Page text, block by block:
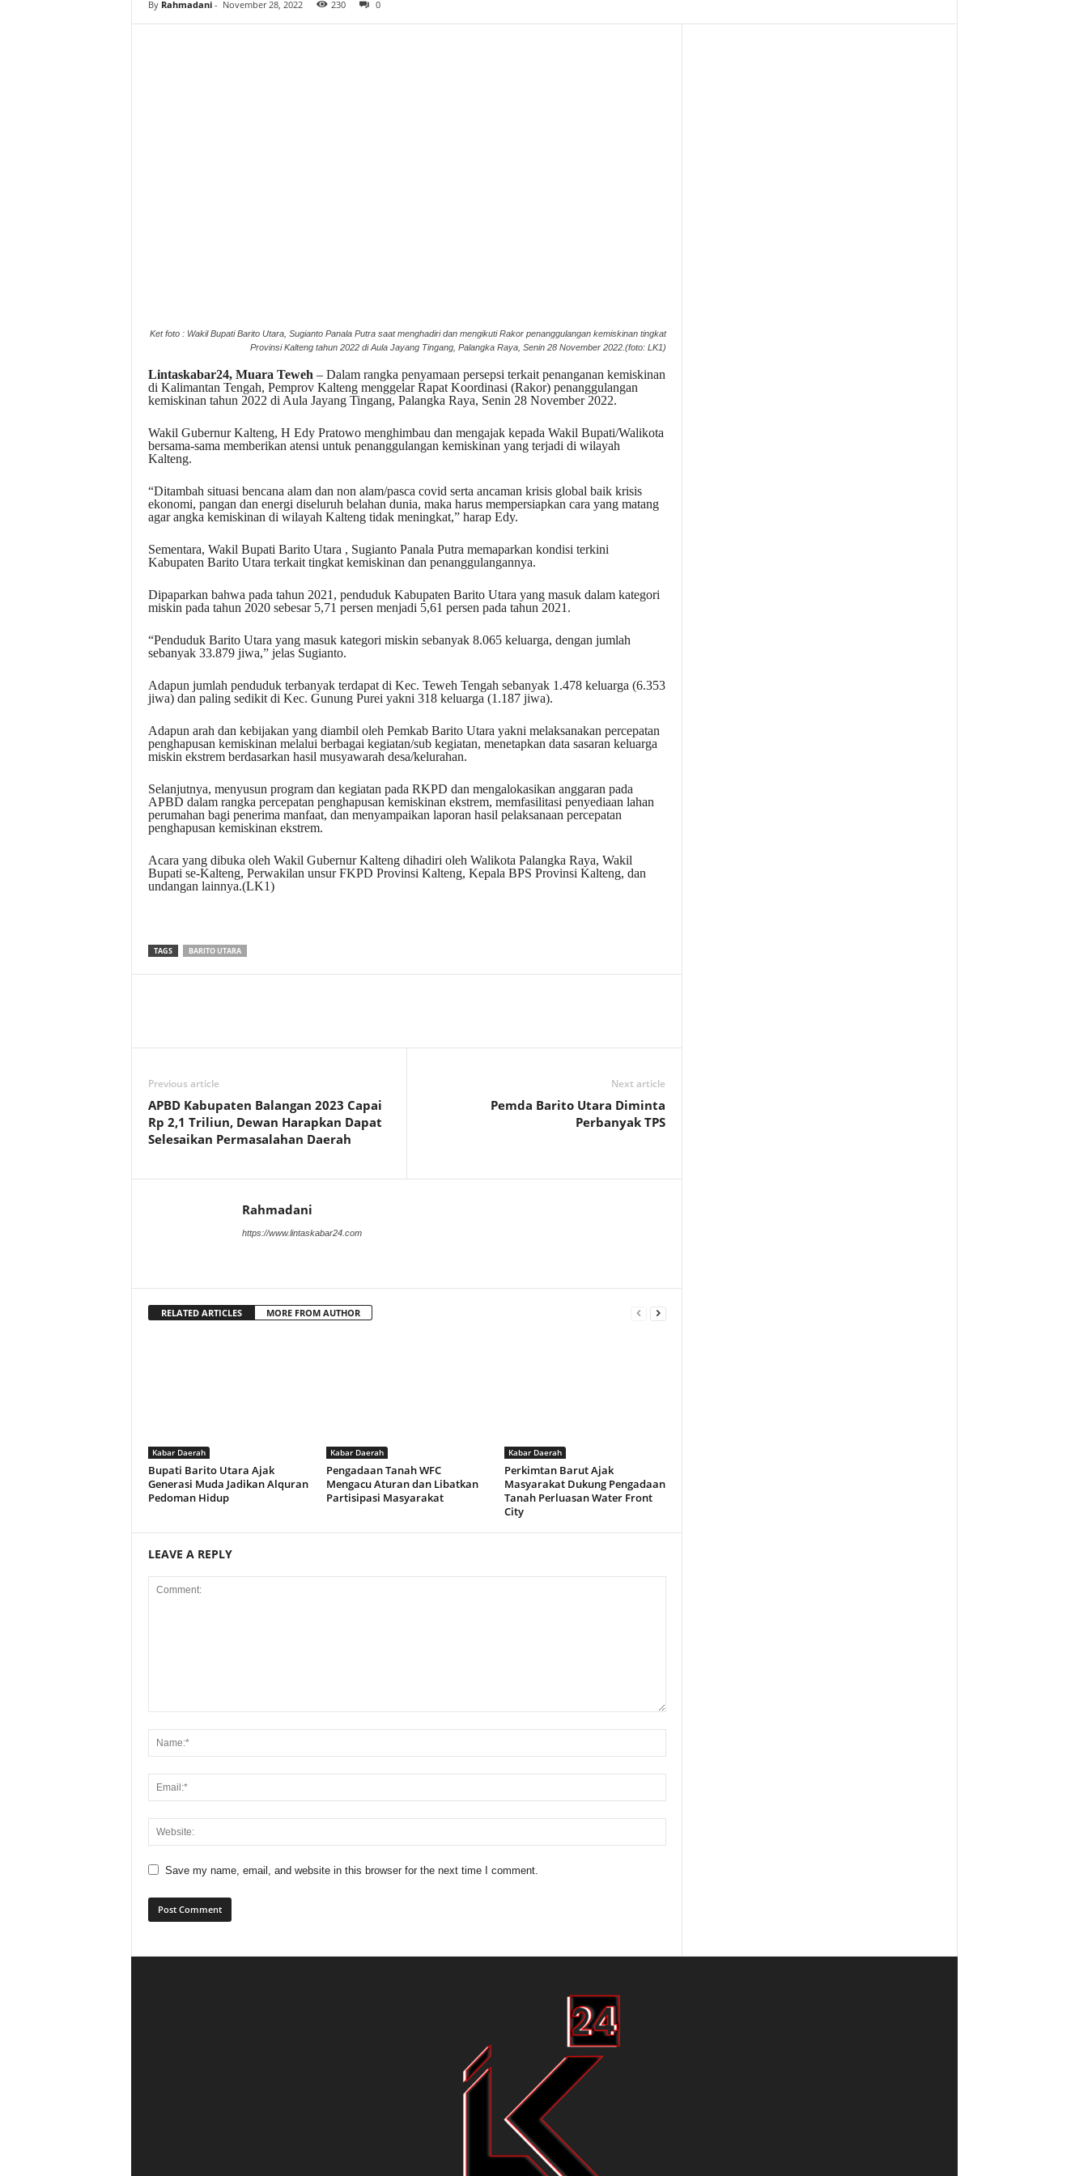
By Rahmadani- November 28, 2022 230 0
Ket foto : Wakil Bupati Barito Utara, Sugianto Panala Putra saat menghadiri dan mengikuti Rakor penanggulangan kemiskinan tingkat
Provinsi Kalteng tahun 2022 di Aula Jayang Tingang, Palangka Raya, Senin 28 November 2022.(foto: LK1)
Lintaskabar24, Muara Teweh – Dalam rangka penyamaan persepsi terkait penanganan kemiskinan
di Kalimantan Tengah, Pemprov Kalteng menggelar Rapat Koordinasi (Rakor) penanggulangan
kemiskinan tahun 2022 di Aula Jayang Tingang, Palangka Raya, Senin 28 November 2022.
Wakil Gubernur Kalteng, H Edy Pratowo menghimbau dan mengajak kepada Wakil Bupati/Walikota
bersama-sama memberikan atensi untuk penanggulangan kemiskinan yang terjadi di wilayah
Kalteng.
“Ditambah situasi bencana alam dan non alam/pasca covid serta ancaman krisis global baik krisis
ekonomi, pangan dan energi diseluruh belahan dunia, maka harus mempersiapkan cara yang matang
agar angka kemiskinan di wilayah Kalteng tidak meningkat,” harap Edy.
Sementara, Wakil Bupati Barito Utara , Sugianto Panala Putra memaparkan kondisi terkini
Kabupaten Barito Utara terkait tingkat kemiskinan dan penanggulangannya.
Dipaparkan bahwa pada tahun 2021, penduduk Kabupaten Barito Utara yang masuk dalam kategori
miskin pada tahun 2020 sebesar 5,71 persen menjadi 5,61 persen pada tahun 2021.
“Penduduk Barito Utara yang masuk kategori miskin sebanyak 8.065 keluarga, dengan jumlah
sebanyak 33.879 jiwa,” jelas Sugianto.
Adapun jumlah penduduk terbanyak terdapat di Kec. Teweh Tengah sebanyak 1.478 keluarga (6.353
jiwa) dan paling sedikit di Kec. Gunung Purei yakni 318 keluarga (1.187 jiwa).
Adapun arah dan kebijakan yang diambil oleh Pemkab Barito Utara yakni melaksanakan percepatan
penghapusan kemiskinan melalui berbagai kegiatan/sub kegiatan, menetapkan data sasaran keluarga
miskin ekstrem berdasarkan hasil musyawarah desa/kelurahan.
Selanjutnya, menyusun program dan kegiatan pada RKPD dan mengalokasikan anggaran pada
APBD dalam rangka percepatan penghapusan kemiskinan ekstrem, memfasilitasi penyediaan lahan
perumahan bagi penerima manfaat, dan menyampaikan laporan hasil pelaksanaan percepatan
penghapusan kemiskinan ekstrem.
Acara yang dibuka oleh Wakil Gubernur Kalteng dihadiri oleh Walikota Palangka Raya, Wakil
Bupati se-Kalteng, Perwakilan unsur FKPD Provinsi Kalteng, Kepala BPS Provinsi Kalteng, dan
undangan lainnya.(LK1)
TAGS BARITO UTARA
Previous article
APBD Kabupaten Balangan 2023 Capai
Rp 2,1 Triliun, Dewan Harapkan Dapat
Selesaikan Permasalahan Daerah
Next article
Pemda Barito Utara Diminta
Perbanyak TPS
Rahmadani
https://www.lintaskabar24.com
RELATED ARTICLES MORE FROM AUTHOR
Kabar Daerah
Bupati Barito Utara Ajak
Generasi Muda Jadikan Alquran
Pedoman Hidup
Kabar Daerah
Pengadaan Tanah WFC
Mengacu Aturan dan Libatkan
Partisipasi Masyarakat
Kabar Daerah
Perkimtan Barut Ajak
Masyarakat Dukung Pengadaan
Tanah Perluasan Water Front
City
LEAVE A REPLY
Save my name, email, and website in this browser for the next time I comment.